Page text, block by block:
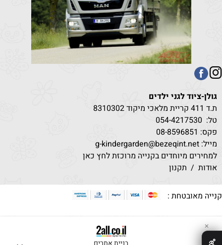
גולן-ציוד לגני ילדים
ת.ד 411 קריית מלאכי מיקוד 8310302
טל:
054-4217530
פקס: 08-8596851
מייל: g-kindergarden@bezeqint.net
למחירים מיוחדים בקנייה מרוכזת לחץ כאן
אודות / תקנון
קנייה מאובטחת :
✕